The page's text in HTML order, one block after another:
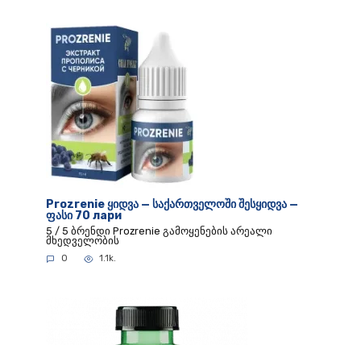
Prozrenie ყიდვა — საქართველოში შესყიდვა —
ფასი 70 лари
5 / 5 ბრენდი Prozrenie გამოყენების არეალი
მხედველობის
0 1.1k.